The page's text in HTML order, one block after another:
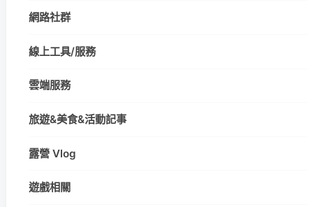
網路社群
線上工具/服務
雲端服務
旅遊&美食&活動記事
露營 Vlog
遊戲相關